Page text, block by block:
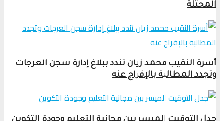
المحتلة
أسرة النقيب محمد زيان تندد ببلاغ إدارة سجن العرجات
وتجدد المطالبة بالإفراج عنه